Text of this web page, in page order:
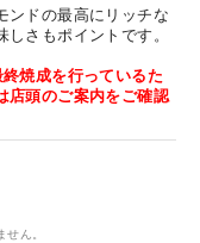
ンドの最高にリッチな
さもポイントです。
焼成を行っているた
店頭のご案内をご確認
ん。